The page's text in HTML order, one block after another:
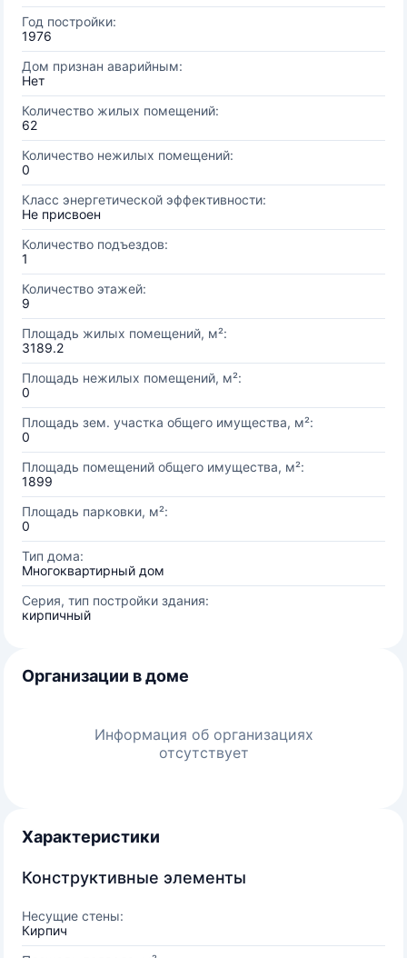
Год постройки:
1976
Дом признан аварийным:
Нет
Количество жилых помещений:
62
Количество нежилых помещений:
0
Класс энергетической эффективности:
Не присвоен
Количество подъездов:
1
Количество этажей:
9
Площадь жилых помещений, м²:
3189.2
Площадь нежилых помещений, м²:
0
Площадь зем. участка общего имущества, м²:
0
Площадь помещений общего имущества, м²:
1899
Площадь парковки, м²:
0
Тип дома:
Многоквартирный дом
Серия, тип постройки здания:
кирпичный
Организации в доме
Информация об организациях
отсутствует
Характеристики
Конструктивные элементы
Несущие стены:
Кирпич